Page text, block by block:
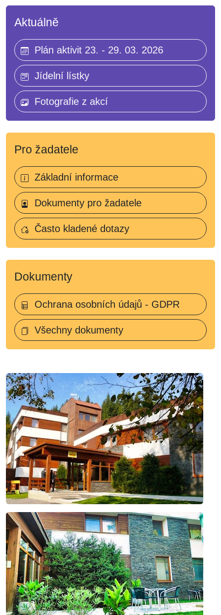
Aktuálně
Plán aktivit 23. - 29. 03. 2026
Jídelní lístky
Fotografie z akcí
Pro žadatele
Základní informace
Dokumenty pro žadatele
Často kladené dotazy
Dokumenty
Ochrana osobních údajů - GDPR
Všechny dokumenty